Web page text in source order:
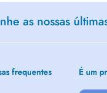
as nossas
frequentes É um